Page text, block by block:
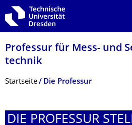
Zur Hauptnavigation springen
Zur Suche springen
Zum Inhalt springen
Professur für Mess- und
technik
Breadcrumb-Menü
Startseite Die Professur
DIE PROFESSUR